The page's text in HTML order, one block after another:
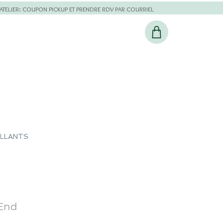
COUPON PICKUP ET PRENDRE RDV PAR COURRIEL